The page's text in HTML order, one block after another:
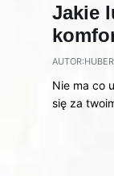
Jakie
AUTOR:
Nie ma co
się za